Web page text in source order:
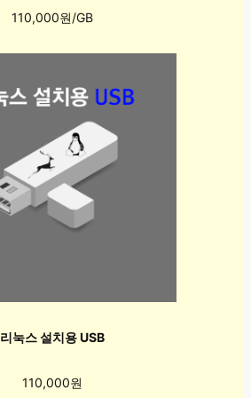
110,000원/GB
리눅스 설치용 USB
110,000원